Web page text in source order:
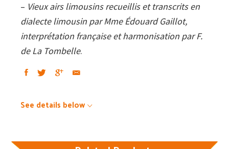
– Vieux airs limousins recueillis et transcrits en
dialecte limousin par Mme Édouard Gaillot,
interprétation française et harmonisation par F.
de La Tombelle.
See details below